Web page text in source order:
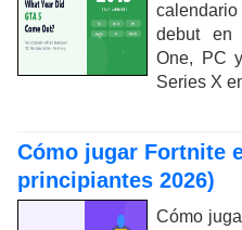
debut en
One, PC
Series X
Cómo jugar Fortnite
principiantes 2026)
Cómo